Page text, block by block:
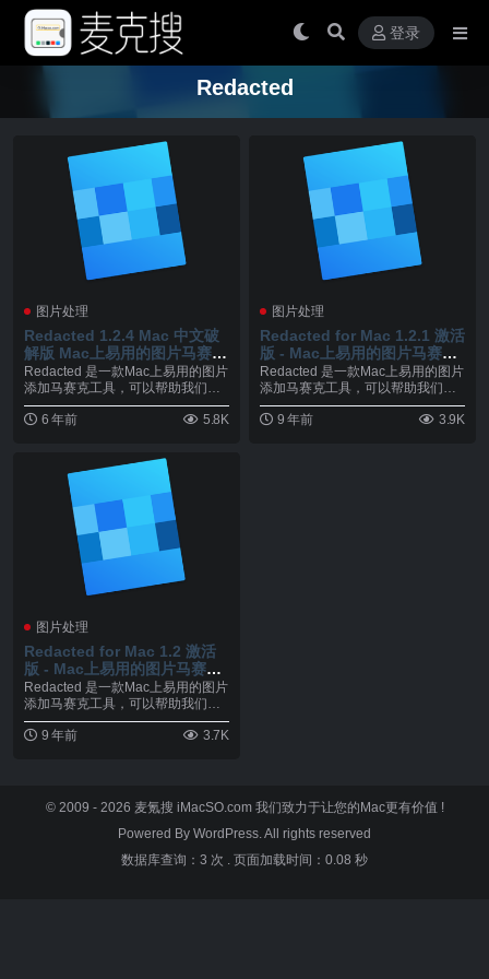
登录
Redacted
图片处理
Redacted 1.2.4 Mac 中文破
解版 Mac上易用的图片马赛克
工具
Redacted 是一款Mac上易用的图片
添加马赛克工具，可以帮助我们轻
松对照片...
6 年前
5.8K
图片处理
Redacted for Mac 1.2.1 激活
版 - Mac上易用的图片马赛克
工具
Redacted 是一款Mac上易用的图片
添加马赛克工具，可以帮助我们轻
松对照片...
9 年前
3.9K
图片处理
Redacted for Mac 1.2 激活
版 - Mac上易用的图片马赛克
工具
Redacted 是一款Mac上易用的图片
添加马赛克工具，可以帮助我们轻
松对照片...
9 年前
3.7K
© 2009 - 2026 麦氪搜 iMacSO.com 我们致力于让您的Mac更有价值 !
Powered By WordPress. All rights reserved
数据库查询：3 次 . 页面加载时间：0.08 秒